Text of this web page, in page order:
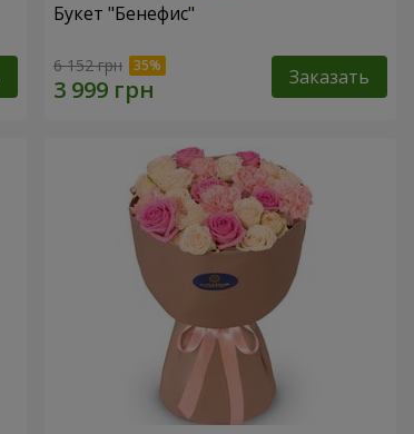
Букет "Бенефис"
6 152 грн Заказать